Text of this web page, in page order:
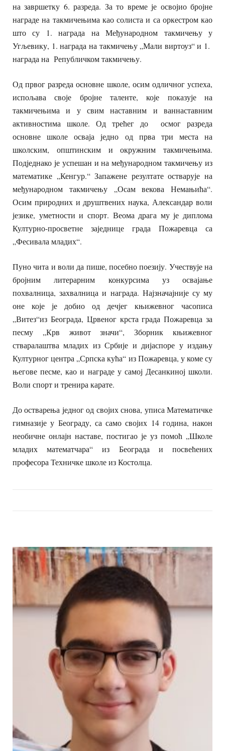
на завршетку 6. разреда. За то време је освојио бројне
награде на такмичењима као солиста и са оркестром као
што су 1. награда на Међународном такмичењу у
Угљевику, 1. награда на такмичењу „Мали виртоуз“ и 1.
награда на Републичком такмичењу.
Од првог разреда основне школе, осим одличног успеха,
испољава своје бројне таленте, које показује на
такмичењима и у свим наставним и ваннаставним
активностима школе. Од трећег до осмог разреда
основне школе осваја једно од прва три места на
школским, општинским и окружним такмичењима.
Подједнако је успешан и на међународном такмичењу из
математике „Кенгур.“ Запажене резултате остварује на
међународном такмичењу „Осам векова Немањића“.
Осим природних и друштвених наука, Александар воли
језике, уметности и спорт. Веома драга му је диплома
Културно-просветне заједнице града Пожаревца са
„Фесивала младих“.
Пуно чита и воли да пише, посебно поезију. Учествује на
бројним литерарним конкурсима уз освајање
похвалница, захвалница и награда. Најзначајније су му
оне које је добио од дечјег књижевног часописа
„Витез“из Београда, Црвеног крста града Пожаревца за
песму „Крв живот значи“, Зборник књижевног
стваралаштва младих из Србије и дијаспоре у издању
Културног центра „Српска кућа“ из Пожаревца, у коме су
његове песме, као и награде у самој Десанкиној школи.
Воли спорт и тренира карате.
До остварења једног од својих снова, уписа Математичке
гимназије у Београду, са само својих 14 година, након
необичне онлајн наставе, постигао је уз помоћ „Школе
младих математчара“ из Београда и посвећених
професора Техничке школе из Костолца.